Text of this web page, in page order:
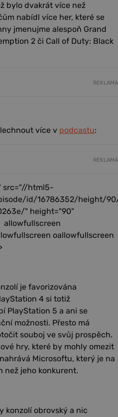
bylo dvakrát více než
nabídl více her, které se
jmenujme alespoň Grand
2 či Call of Duty: Black
REKLAMA
více v podcastu:
REKLAMA
src="//html5-
id/16786352/height/
" height="90"
allowfullscreen
oallowfullscreen
je favorizována
4 si totiž
PlayStation 5 a ani se
možnosti. Přesto má
souboj ve svůj prospěch.
hry, které by mohly omezit
Microsoftu, který je na
než jeho konkurent.
konzolí obrovský a nic